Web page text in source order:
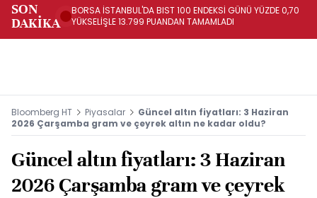
SON
DAKİKA
BORSA İSTANBUL'DA BIST 100 ENDEKSİ GÜNÜ YÜZDE 0,70
YÜKSELİŞLE 13.799 PUANDAN TAMAMLADI
Bloomberg HT Piyasalar
Güncel altın fiyatları: 3 Haziran
2026 Çarşamba gram ve çeyrek altın ne kadar oldu?
Güncel altın fiyatları: 3 Haziran
2026 Çarşamba gram ve çeyrek